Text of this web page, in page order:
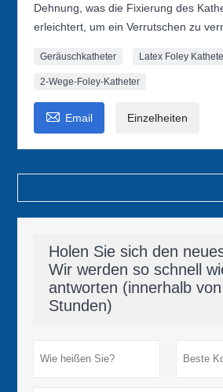
Dehnung, was die Fixierung des
erleichtert, um ein Verrutschen zu
Geräuschkatheter Latex Foley
2-Wege-Foley-Katheter
 Email Einzelheiten
Holen Sie sich den
Wir werden so schnell
antworten (innerhalb
Stunden)